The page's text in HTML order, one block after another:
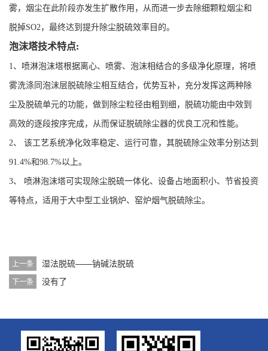
雾，烟尘在此阶段亦发生扩散作用，从而进一步去除细颗粒烟尘和
脱掉SO2，最终达到提升除尘脱硫效率目的。
泡沫塔技术特点:
1、喷淋泡沫塔根据离心、喷雾、泡沫相结合的多级净化原理，将喷
雾洗涤同泡沫层脱硫除尘相互结合，优势互补，充分发挥这两种除
尘及脱硫单元的功能，做到除尘粒径由粗到细，脱硫功能由中效到
高效的逐段按序完成，从而保证脱硫除尘器的优良工况和性能。
2、 该工艺系统净化效率稳定、运行可靠，其脱硫除尘效率分别达到
91.4%和98.7%以上。
3、 喷淋泡沫塔可实现除尘脱硫一体化、设备占地面积小、节省投资
等特点，适用于大中型工业锅炉、窑炉烟气脱硫除尘。
上一条 湿法脱硫——钠碱法脱硫
下一条 没有了